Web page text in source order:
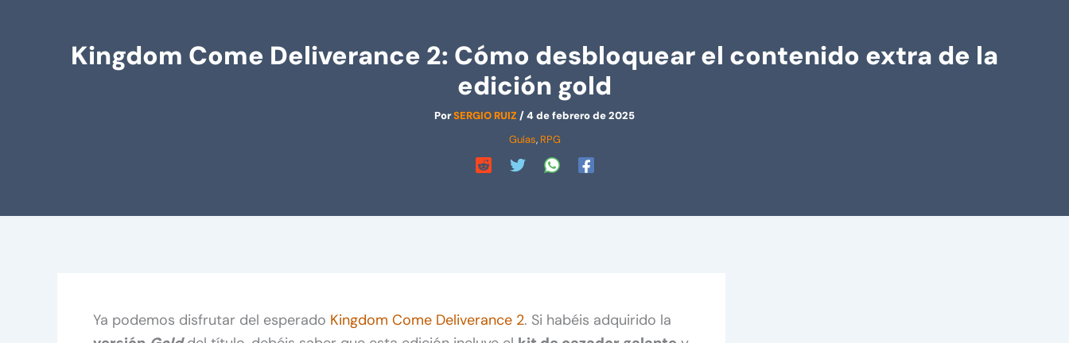
Kingdom Come Deliverance 2: Cómo desbloquear el contenido extra de la
edición gold
PorSERGIO RUIZ /4 de febrero de 2025
Guías, RPG
Ya podemos disfrutar del esperado Kingdom Come Deliverance 2. Si habéis adquirido la